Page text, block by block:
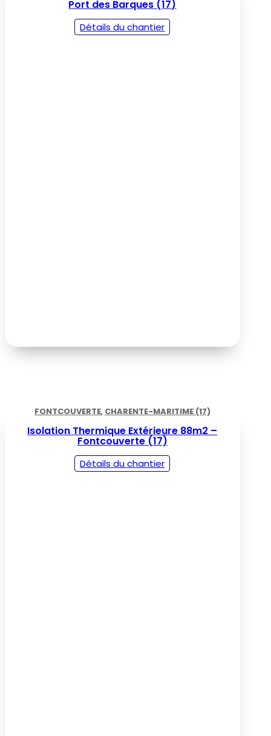
Port des Barques (17)
Détails du chantier
FONTCOUVERTE, CHARENTE-MARITIME (17)
Isolation Thermique Extérieure 88m2 –
Fontcouverte (17)
Détails du chantier